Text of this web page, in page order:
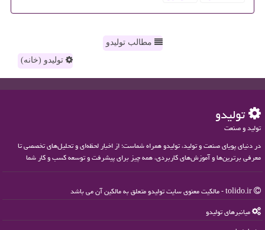
مطالب تولیدو
تولیدو (خانه)
تولیدو
تولید و صنعت
در دنیای پویای صنعت و تولید، تولیدو همراه شماست؛ از اخبار لحظه‌ای و تحلیل‌های تخصصی تا
معرفی برترین‌ها و آموزش‌های کاربردی، همه چیز برای پیشرفت و توسعه کسب و کار شما
میانبرهای تولیدو